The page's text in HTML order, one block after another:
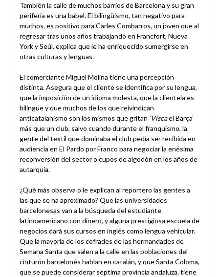
También la calle de muchos barrios de Barcelona y su gran
periferia es una babel. El bilingüismo, tan negativo para
muchos, es positivo para Carles Combarros, un joven que al
regresar tras unos años trabajando en Francfort, Nueva
York y Seúl, explica que le ha enriquecido sumergirse en
otras culturas y lenguas.
El comerciante Miguel Molina tiene una percepción
distinta. Asegura que el cliente se identifica por su lengua,
que la imposición de un idioma molesta, que la clientela es
bilingüe y que muchos de los que reivindican
anticatalanismo son los mismos que gritan ‘Viscael Barça’
más que un club, salvo cuando durante el franquismo, la
gente del textil que dominaba el club pedía ser recibida en
audiencia en El Pardo por Franco para negociar la enésima
reconversión del sector o cupos de algodón en los años de
autarquía.
¿Qué más observa o le explican al reportero las gentes a
las que se ha aproximado? Que las universidades
barcelonesas van a la búsqueda del estudiante
latinoamericano con dinero, y alguna prestigiosa escuela de
negocios dará sus cursos en inglés como lengua vehicular.
Que la mayoría de los cofrades de las hermandades de
Semana Santa que salen a la calle en las poblaciones del
cinturón barcelonés hablan en catalán, y que Santa Coloma,
que se puede considerar séptima provincia andaluza, tiene